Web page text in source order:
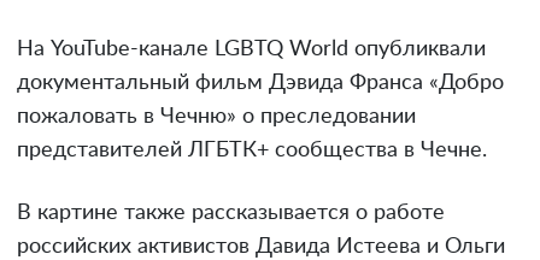
На YouTube-канале LGBTQ World опубликвали
документальный фильм Дэвида Франса «Добро
пожаловать в Чечню» о преследовании
представителей ЛГБТК+ сообщества в Чечне.
В картине также рассказывается о работе
российских активистов Давида Истеева и Ольги